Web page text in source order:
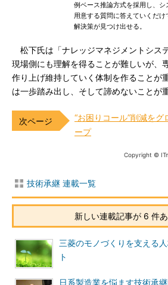
例ベース推論方式を採用し、シ
用意する質問に答えていくだけ
解決策が見つけ出せる。
松下氏は「ナレッジマネジメントシス
現場側にも理解を得ることが難しいが、
作り上げ維持していく体制を作ることが
は一歩踏み出し、そして諦めないことが
“お困りコール”削減を
ープ
Copyright ©
技術承継 連載一覧
新しい連載記事が 6 件
三菱のモノづくりを支える
ト
日系製造業を悩ます技術承